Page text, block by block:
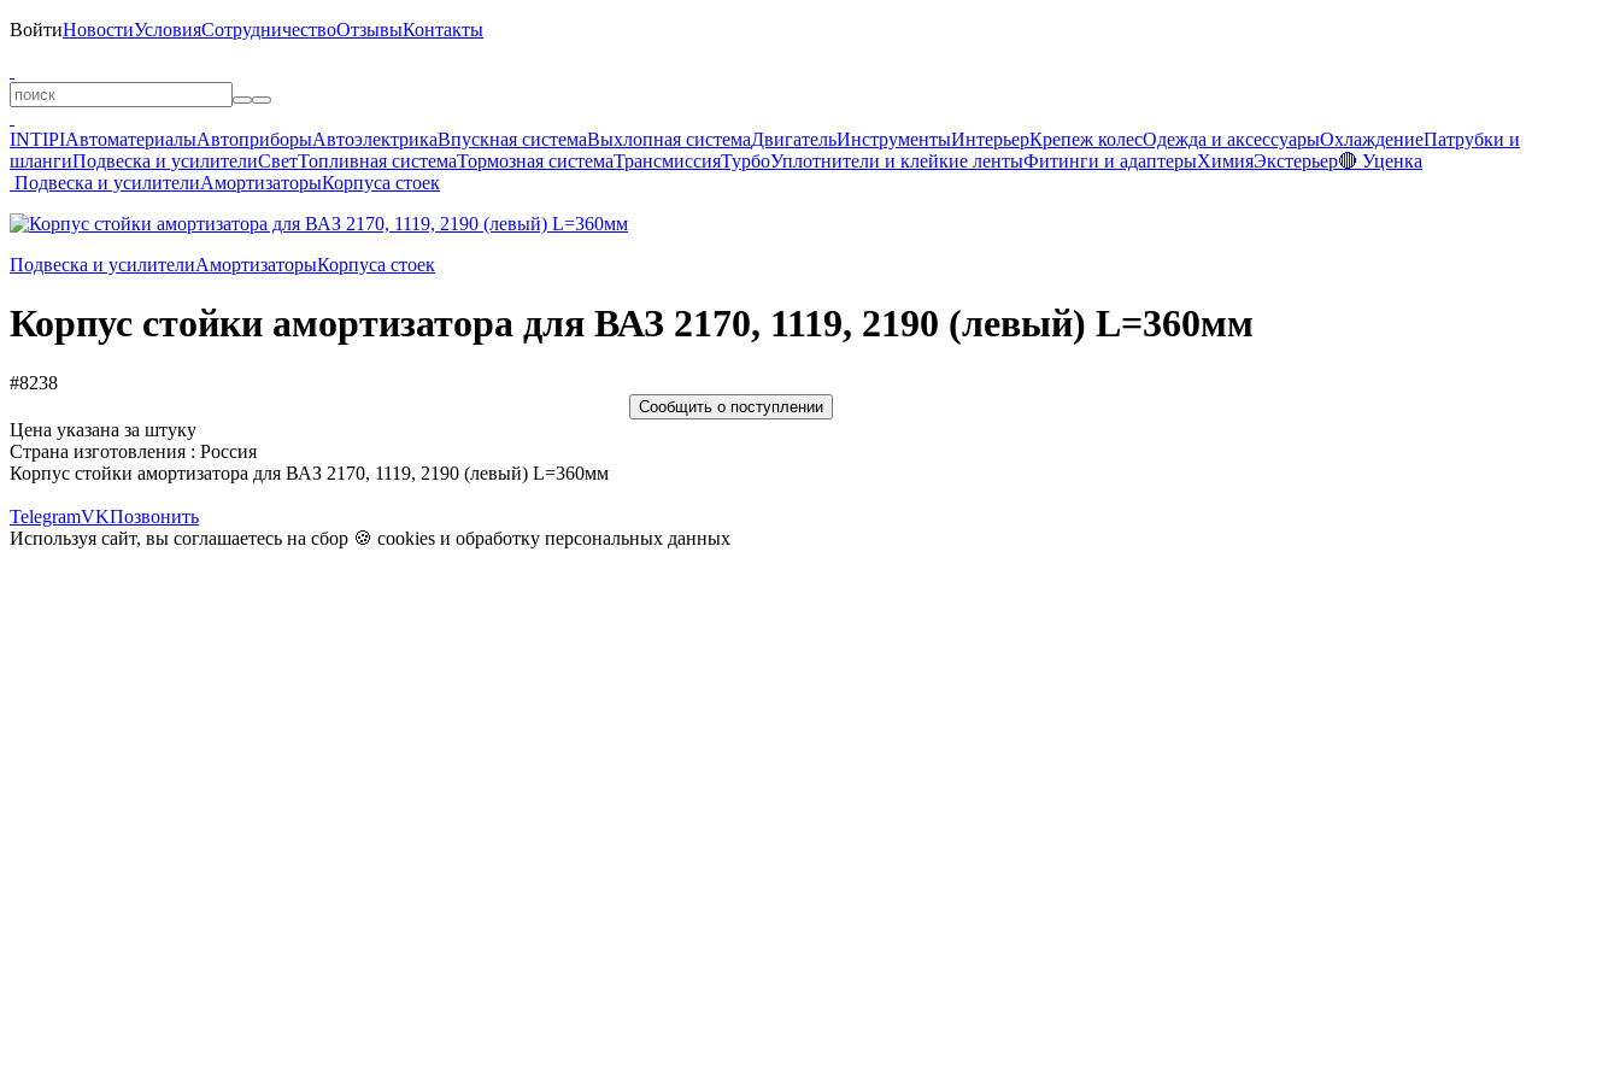
ВойтиНовостиУсловияСотрудничествоОтзывыКонтакты
INTIPIАвтоматериалыАвтоприборыАвтоэлектрикаВпускная системаВыхлопная системаДвигательИнструментыИнтерьерКрепеж колесОдежда и аксессуарыОхлаждениеПатрубки и
шлангиПодвеска и усилителиСветТопливная системаТормозная системаТрансмиссияТурбоУплотнители и клейкие лентыФитинги и адаптерыХимияЭкстерьер🔴 Уценка
Подвеска и усилителиАмортизаторыКорпуса стоек
Подвеска и усилителиАмортизаторыКорпуса стоек
Корпус стойки амортизатора для ВАЗ 2170, 1119, 2190 (левый) L=360мм
#8238
Сообщить о поступлении
Цена указана за штуку
Страна изготовления : Россия
Корпус стойки амортизатора для ВАЗ 2170, 1119, 2190 (левый) L=360мм
TelegramVKПозвонить
Используя сайт, вы соглашаетесь на сбор 🍪 cookies и обработку персональных данных